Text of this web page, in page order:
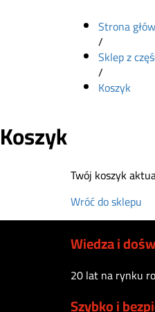
Strona
/
Sklep z
/
Koszyk
Koszyk
Twój koszyk
Wróć do sklepu
Wiedza i
20 lat na rynku
Szybko i